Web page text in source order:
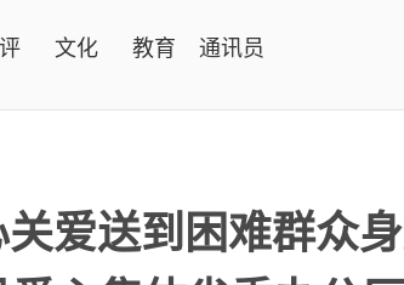
文化 教育 通讯员
关爱送到困难群